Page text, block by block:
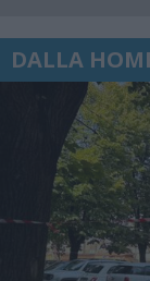
DALLA